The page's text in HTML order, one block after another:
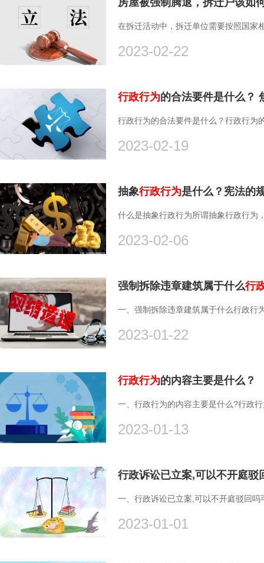
房屋被强制腾退，拆迁户该如
在拆迁活动中，拆迁单位需要按照国家
2023-02-22
行政行为的合法要件是什么？
行政行为的合法要件是什么？行政行为
2023-02-19
抽象行政行为是什么？宪法的
什么是抽象行政行为所谓抽象行政行为
2023-02-06
强制拆除违章建筑属于什么行
一、强制拆除违章建筑属于什么行政行
2023-01-22
行政行为的内容主要是什么？
一、行政行为的内容主要是什么?行政
2023-01-13
行政诉讼已立案,可以不开庭驳
一、行政诉讼已立案,可以不开庭驳回
2023-01-01